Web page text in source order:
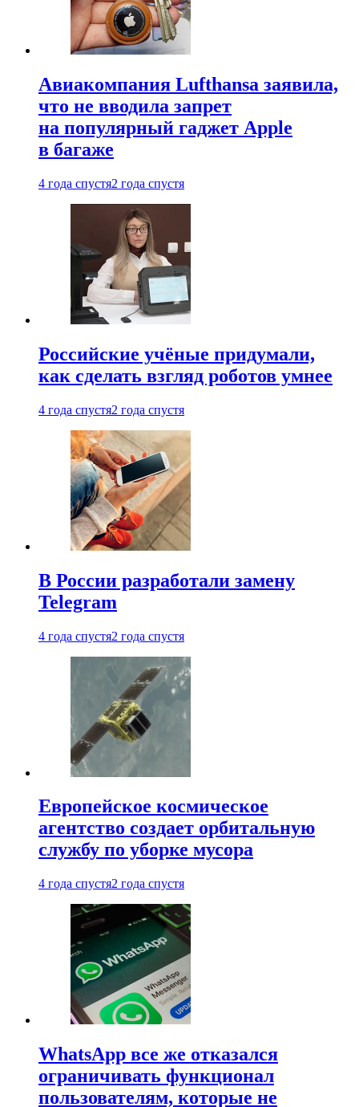
Авиакомпания Lufthansa заявила,
что не вводила запрет
на популярный гаджет Apple
в багаже
4 года спустя2 года спустя
Российские учёные придумали,
как сделать взгляд роботов умнее
4 года спустя2 года спустя
В России разработали замену
Telegram
4 года спустя2 года спустя
Европейское космическое
агентство создает орбитальную
службу по уборке мусора
4 года спустя2 года спустя
WhatsApp все же отказался
ограничивать функционал
пользователям, которые не